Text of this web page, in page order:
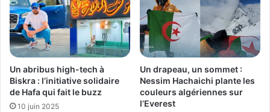
Un abribus high-tech à
Biskra : l’initiative solidaire
de Hafa qui fait le buzz
10 juin 2025
Un drapeau, un sommet :
Nessim Hachaichi plante les
couleurs algériennes sur
l’Everest